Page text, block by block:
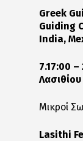
Greek
Guiding
India,
7.17:00 –
Μικροί
Lasithi